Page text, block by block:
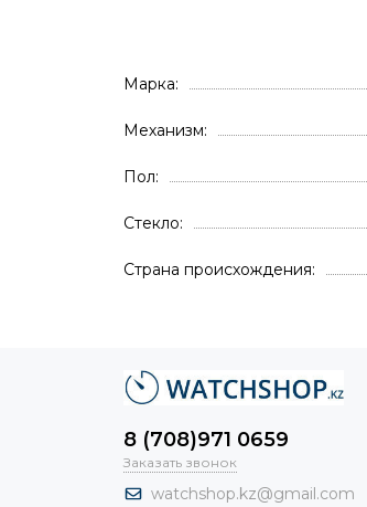
Марка
Механизм
Пол
Стекло
Страна происхождения
8 (708)971 0659
Заказать звонок
watchshop.kz@gmail.com